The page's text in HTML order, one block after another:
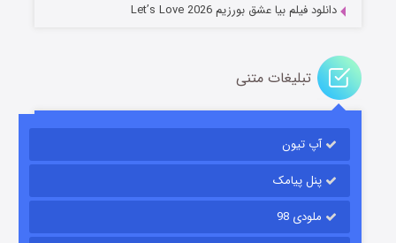
باب اسفنجی فصل ۱۷
قسمت۶ (زیرنویس) منتشر شد
دانلود فیلم بیا عشق بورزیم Let’s Love 2026
تبلیغات متنی
آپ تیون
پنل پیامک
ملودی 98